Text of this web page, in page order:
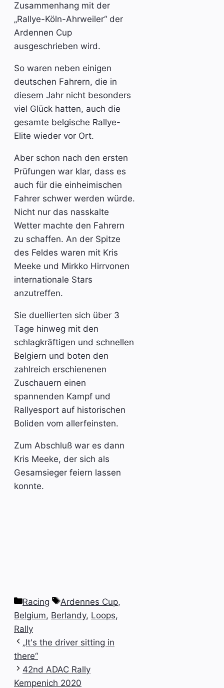
Zusammenhang mit der
„Rallye-Köln-Ahrweiler“ der
Ardennen Cup
ausgeschrieben wird.
So waren neben einigen
deutschen Fahrern, die in
diesem Jahr nicht besonders
viel Glück hatten, auch die
gesamte belgische Rallye-
Elite wieder vor Ort.
Aber schon nach den ersten
Prüfungen war klar, dass es
auch für die einheimischen
Fahrer schwer werden würde.
Nicht nur das nasskalte
Wetter machte den Fahrern
zu schaffen. An der Spitze
des Feldes waren mit Kris
Meeke und Mirkko Hirrvonen
internationale Stars
anzutreffen.
Sie duellierten sich über 3
Tage hinweg mit den
schlagkräftigen und schnellen
Belgiern und boten den
zahlreich erschienenen
Zuschauern einen
spannenden Kampf und
Rallyesport auf historischen
Boliden vom allerfeinsten.
Zum Abschluß war es dann
Kris Meeke, der sich als
Gesamsieger feiern lassen
konnte.
Categories
Racing Tags
Ardennes Cup,
Belgium, Berlandy, Loops,
Rally
„It's the driver sitting in
there“
42nd ADAC Rally
Kempenich 2020